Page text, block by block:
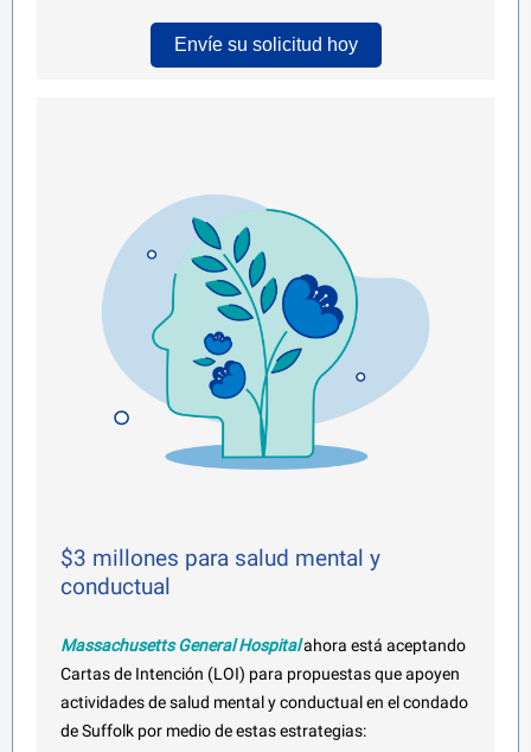
Envíe su solicitud hoy
$3 millones para salud mental y
conductual
Massachusetts General Hospitalahora está aceptando
Cartas de Intención (LOI) para propuestas que apoyen
actividades de salud mental y conductual en el condado
de Suffolk por medio de estas estrategias: